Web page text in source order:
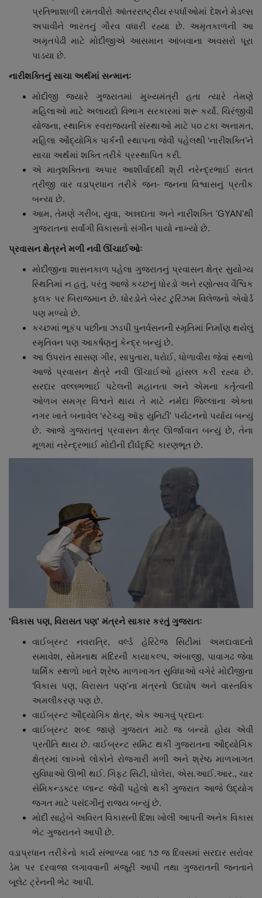
પ્રતિભાશાળી રમતવીરો આંતરરાષ્ટ્રીય સ્પર્ધાઓમાં દેશને મેડલ્સ
અપાવીને ભારતનું ગૌરવ વધારી રહ્યા છે. અમૃતકાળની આ
અમૃતપેઢી માટે મોદીજીએ આસમાન આંબવાના અવસરો પૂરા
પાડયા છે.
નારીશક્તિનું સાચા અર્થમાં સન્માનઃ
મોદીજી જ્યારે ગુજરાતમાં મુખ્યમંત્રી હતા ત્યારે તેમણે
મહિલાઓ માટે અલાયદો વિભાગ સરકારમાં શરૂ કર્યો. ચિરંજીવી
યોજના, સ્થાનિક સ્વરાજ્યની સંસ્થાઓ માટે ૫૦ ટકા અનામત,
મહિલા ઔદ્યોગિક પાર્કની સ્થાપના જેવી પહેલથી ‘નારીશક્તિ’ને
સાચા અર્થમાં શક્તિ તરીકે પ્રસ્થાપિત કરી.
એ માતૃશક્તિના અપાર આશીર્વાદથી શ્રી નરેન્દ્રભાઈ સતત
ત્રીજી વાર વડાપ્રધાન તરીકે જન- જનના વિશ્વાસનું પ્રતીક
બન્યા છે.
આમ, તેમણે ગરીબ, યુવા, અન્નદાતા અને નારીશક્તિ 'GYAN'થી
ગુજરાતના સર્વાંગી વિકાસનો સંગીન પાયો નાખ્યો છે.
પ્રવાસન ક્ષેત્રને મળી નવી ઊંચાઈઓઃ
મોદીજીના શાસનકાળ પહેલા ગુજરાતનું પ્રવાસન ક્ષેત્ર સુયોગ્ય
સ્થિતિમાં ન હતું, પરંતુ આજે કચ્છનું ધોરડો અને રણોત્સવ વૈશ્વિક
ફલક પર બિરાજમાન છે. ધોરડોને બેસ્ટ ટુરિઝમ વિલેજનો એવોર્ડ
પણ મળ્યો છે.
કચ્છમાં ભૂકંપ પછીના ઝડપી પુનર્વસનની સ્મૃતિમાં નિર્માણ થયેલું
સ્મૃતિવન પણ આકર્ષણનું કેન્દ્ર બન્યું છે.
આ ઉપરાંત સાસણ ગીર, સાપુતારા, ધરોઈ, ધોળાવીરા જેવાં સ્થળો
આજે પ્રવાસન ક્ષેત્રે નવી ઊંચાઈઓ હાંસલ કરી રહ્યા છે.
સરદાર વલ્લભભાઈ પટેલની મહાનતા અને એમના કર્તૃત્વની
ઓળખ સમગ્ર વિશ્વને થાય તે માટે નર્મદા જિલ્લાના એક્તા
નગર ખાતે બનાવેલ ‘સ્ટેચ્યુ ઑફ યુનિટી' પર્યટનનો પર્યાય બન્યું
છે. આજે ગુજરાતનું પ્રવાસન ક્ષેત્ર ઊર્જાવાન બન્યું છે, તેના
મૂળમાં નરેન્દ્રભાઈ મોદીની દીર્ઘદૃષ્ટિ કારણભૂત છે.
'વિકાસ પણ, વિરાસત પણ' મંત્રને સાકાર કરતું ગુજરાતઃ
વાઈબ્રન્ટ નવરાત્રિ, વર્લ્ડ હેરિટેજ સિટીમાં અમદાવાદનો
સમાવેશ, સોમનાથ મંદિરની કાયાકલ્પ, અંબાજી, પાવાગઢ જેવા
ધાર્મિક સ્થળો ખાતે શ્રેષ્ઠ માળખાગત સુવિધાઓ વગેરે મોદીજીના
‘વિકાસ પણ, વિરાસત પણ'ના મંત્રનો ઉદઘોષ અને વાસ્તવિક
અમલીકરણ પણ છે.
વાઈબ્રન્ટ ઔદ્યોગિક ક્ષેત્ર, એક આગવું પ્રદાનઃ
વાઈબ્રન્ટ શબ્દ જાણે ગુજરાત માટે જ બન્યો હોય એવી
પ્રતીતિ થાય છે. વાઈબ્રન્ટ સમિટ થકી ગુજરાતના ઔદ્યોગિક
ક્ષેત્રમાં લાખ્ખો લોકોને રોજગારી મળી અને શ્રેષ્ઠ માળખાગત
સુવિધાઓ ઊભી થઈ. ગિફ્ટ સિટી, ધોલેરા, એસ.આઈ.આર., ચાર
સેમિકન્ડક્ટર પ્લાન્ટ જેવી પહેલો થકી ગુજરાત આજે ઉદ્યોગ
જગત માટે પસંદગીનું રાજ્ય બન્યું છે.
મોદી સાહેબે અવિરત વિકાસની દિશા ખોલી આપતી અનેક વિકાસ
ભેટ ગુજરાતને આપી છે.
વડાપ્રધાન તરીકેનો કાર્ય સંભાળ્યા બાદ ૧૭ જ દિવસમાં સરદાર સરોવર
ડેમ પર દરવાજા લગાવવાની મંજૂરી આપી તથા ગુજરાતની જનતાને
બૂલેટ ટ્રેનની ભેટ આપી.